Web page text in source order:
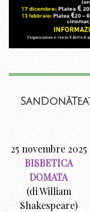
25 novembre 2025
BISBETICA
DOMATA
(di William
Shakespeare)